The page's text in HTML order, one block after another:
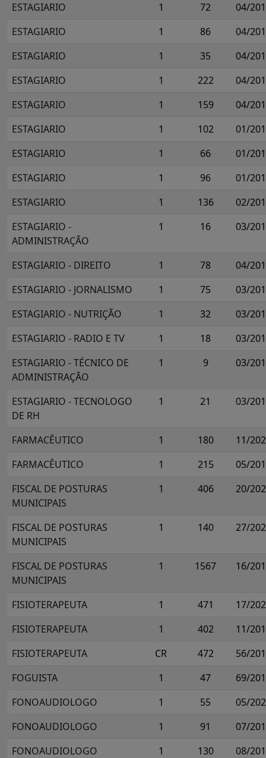
ESTAGIARIO 1 72
04/
ESTAGIARIO
1 86
04/
ESTAGIARIO
1 35
04/
ESTAGIARIO
1 222
04/
ESTAGIARIO
1 159
04/
ESTAGIARIO
1 102
01/
ESTAGIARIO
1 66
01/
ESTAGIARIO
1 96
01/
ESTAGIARIO
1 136
02/
ESTAGIARIO -
ADMINISTRAÇÃO
1 16 03/
ESTAGIARIO - DIREITO 1 78
04/
ESTAGIARIO - JORNALISMO
1 75
03/
ESTAGIARIO - NUTRIÇÃO
1 32
03/
ESTAGIARIO - RADIO E TV
1 18
03/
ESTAGIARIO - TÉCNICO DE
ADMINISTRAÇÃO
1 9 03/
ESTAGIARIO - TECNOLOGO
DE RH
1 21 03/
FARMACÊUTICO 1 180
11/
FARMACÊUTICO
1 215
05/
FISCAL DE POSTURAS
MUNICIPAIS
1 406 20/
FISCAL DE POSTURAS
MUNICIPAIS
1 140 27/
FISCAL DE POSTURAS
MUNICIPAIS
1 1567 16/
FISIOTERAPEUTA 1 471
17/
FISIOTERAPEUTA
1 402
11/
FISIOTERAPEUTA
CR 472
56/
FOGUISTA
1 47
69/
FONOAUDIOLOGO
1 55
05/
FONOAUDIOLOGO
1 91
07/
FONOAUDIOLOGO
1 130
08/